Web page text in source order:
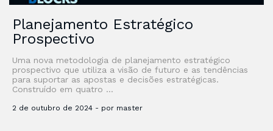
Planejamento Estratégico
Prospectivo
Uma nova metodologia de planejamento estratégico
prospectivo que utiliza a visão de futuro e as tendências
para suportar as apostas e decisões estratégicas.
Construído em quatro …
2 de outubro de 2024 - por master